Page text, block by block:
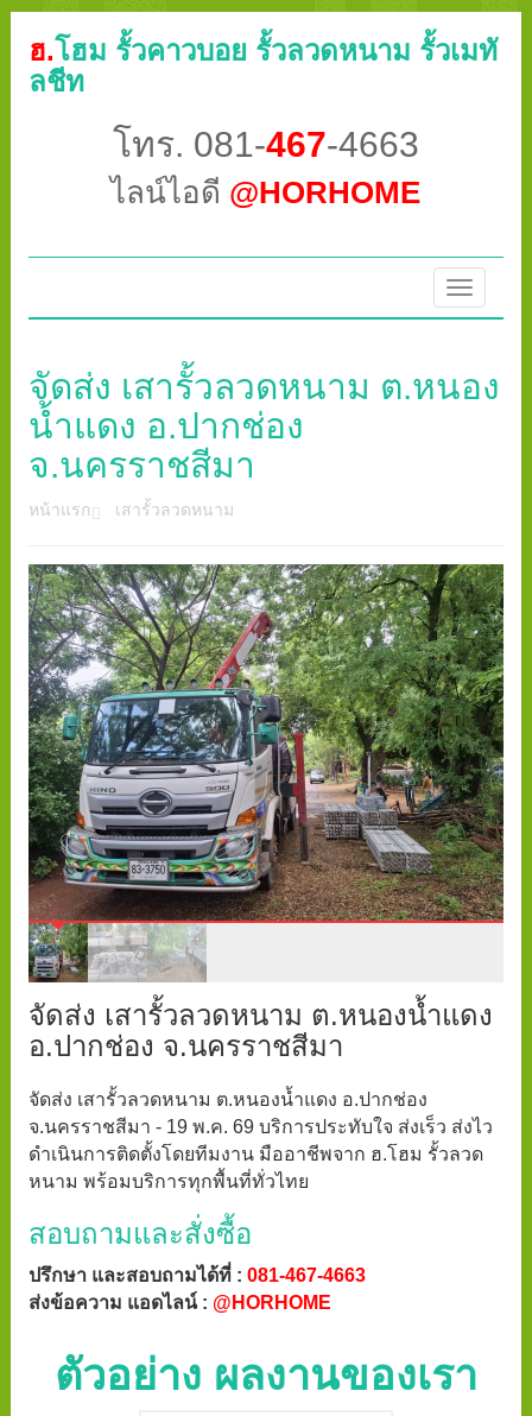
ฮ.โฮม รั้วคาวบอย รั้วลวดหนาม รั้วเมทั
ลชีท
โทร. 081-467-4663
ไลน์ไอดี @HORHOME
Toggle
จัดส่ง เสารั้วลวดหนาม ต.หนอง
น้ำแดง อ.ปากช่อง
จ.นครราชสีมา
หน้าแรก เสารั้วลวดหนาม
จัดส่ง เสารั้วลวดหนาม ต.หนองน้ำแดง
อ.ปากช่อง จ.นครราชสีมา
จัดส่ง เสารั้วลวดหนาม ต.หนองน้ำแดง อ.ปากช่อง
จ.นครราชสีมา - 19 พ.ค. 69 บริการประทับใจ ส่งเร็ว ส่งไว
ดำเนินการติดตั้งโดยทีมงาน มืออาชีพจาก ฮ.โฮม รั้วลวด
หนาม พร้อมบริการทุกพื้นที่ทั่วไทย
สอบถามและสั่งซื้อ
ปรึกษา และสอบถามได้ที่ : 081-467-4663
ส่งข้อความ แอดไลน์ : @HORHOME
ตัวอย่าง ผลงานของเรา